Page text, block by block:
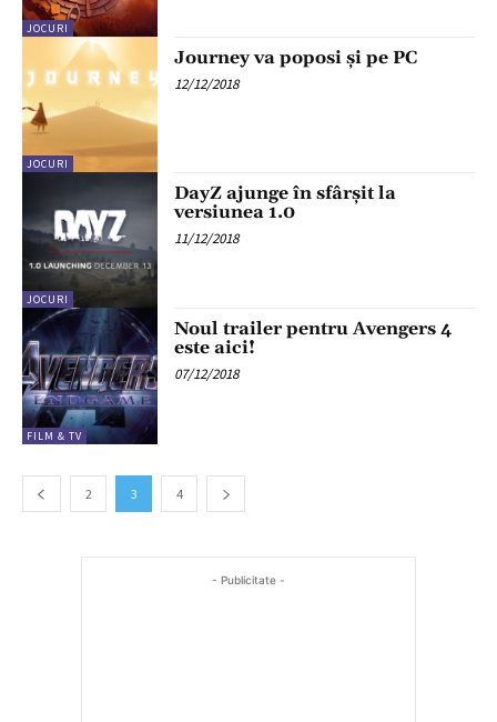
JOCURI
JOCURI
Journey va poposi și pe PC
12/12/2018
JOCURI
DayZ ajunge în sfârșit la
versiunea 1.0
11/12/2018
FILM & TV
Noul trailer pentru Avengers 4
este aici!
07/12/2018
2 3 4
- Publicitate -